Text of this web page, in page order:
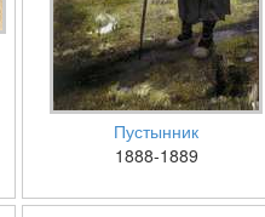
Пустынник
1888-1889